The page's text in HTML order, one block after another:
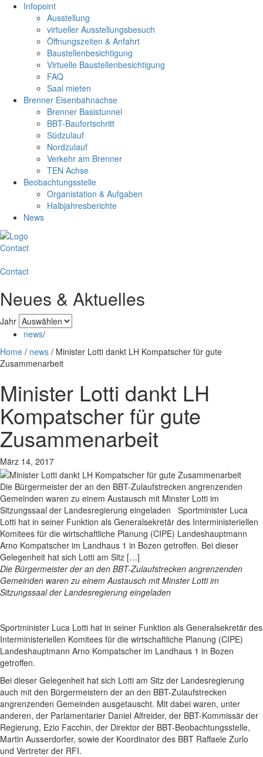
Infopoint
Ausstellung
virtueller Ausstellungsbesuch
Öffnungszeiten & Anfahrt
Baustellenbesichtigung
Virtuelle Baustellenbesichtigung
FAQ
Saal mieten
Brenner Eisenbahnachse
Brenner Basistunnel
BBT-Baufortschritt
Südzulauf
Nordzulauf
Verkehr am Brenner
TEN Achse
Beobachtungsstelle
Organistation & Aufgaben
Halbjahresberichte
News
Contact
Contact
Neues & Aktuelles
Jahr
news/
Home / news / Minister Lotti dankt LH Kompatscher für gute
Zusammenarbeit
Minister Lotti dankt LH
Kompatscher für gute
Zusammenarbeit
März 14, 2017
Die Bürgermeister der an den BBT-Zulaufstrecken angrenzenden
Gemeinden waren zu einem Austausch mit Minster Lotti im
Sitzungssaal der Landesregierung eingeladen Sportminister Luca
Lotti hat in seiner Funktion als Generalsekretär des Interministeriellen
Komitees für die wirtschaftliche Planung (CIPE) Landeshauptmann
Arno Kompatscher im Landhaus 1 in Bozen getroffen. Bei dieser
Gelegenheit hat sich Lotti am Sitz […]
Die Bürgermeister der an den BBT-Zulaufstrecken angrenzenden
Gemeinden waren zu einem Austausch mit Minster Lotti im
Sitzungssaal der Landesregierung eingeladen
Sportminister Luca Lotti hat in seiner Funktion als Generalsekretär des
Interministeriellen Komitees für die wirtschaftliche Planung (CIPE)
Landeshauptmann Arno Kompatscher im Landhaus 1 in Bozen
getroffen.
Bei dieser Gelegenheit hat sich Lotti am Sitz der Landesregierung
auch mit den Bürgermeistern der an den BBT-Zulaufstrecken
angrenzenden Gemeinden ausgetauscht. Mit dabei waren, unter
anderen, der Parlamentarier Daniel Alfreider, der BBT-Kommissär der
Regierung, Ezio Facchin, der Direktor der BBT-Beobachtungsstelle,
Martin Ausserdorfer, sowie der Koordinator des BBT Raffaele Zurlo
und Vertreter der RFI.